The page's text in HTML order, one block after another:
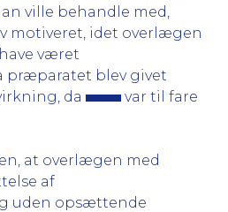
ville behandle med,
motiveret, idet overlægen
været
præparatet blev givet
da
var til fare
at overlægen med
af
uden opsættende